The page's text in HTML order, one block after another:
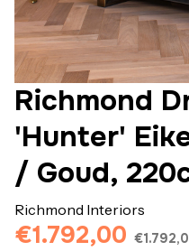
Richmond
'Hunter'
/ Goud,
Richmond Interiors
€1.792,00